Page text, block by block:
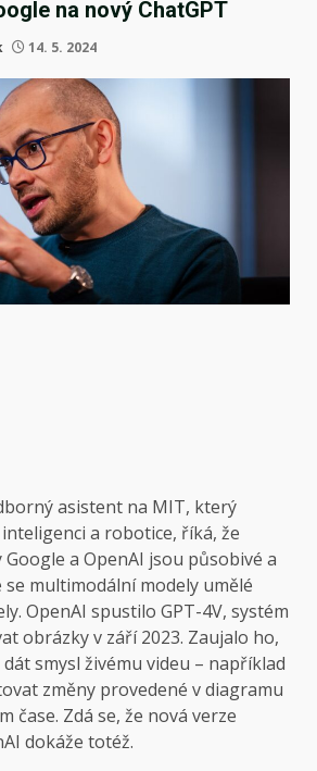
na nový ChatGPT
14. 5. 2024
asistent na MIT, který
a robotice, říká, že
a OpenAI jsou působivé a
multimodální modely umělé
OpenAI spustilo GPT-4V, systém
obrázky v září 2023. Zaujalo ho,
smysl živému videu – například
změny provedené v diagramu
čase. Zdá se, že nová verze
dokáže totéž.